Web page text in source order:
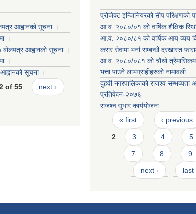
आह्वानको सूचना ।
।
बोलपत्र आह्वानको सूचना ।
।
सूचना ।
2 of 55 next ›
प्रोजेक्ट इन्जिनियरको सीप परिक्षणको
आ.व. २०८०/०१ को वार्षिक शैक्षिक
आ.व. २०८०/८१ को वार्षिक आय व्यय
करार सेवामा भर्ना सम्बन्धी दरखास्त
आ.व. २०८०/०८१ काे चौथो त्रेमासिकमा
भत्ता पाउने लाभग्राहीहरुको नामावली
दुहवी नगरपालिकाको राजश्व सम्भव्यता
प्रतिवेदन-२०७६
राजश्व सुधार कार्ययोजना
Pages
« first ‹ previous
2 3 4 5
7 8 9
next › last